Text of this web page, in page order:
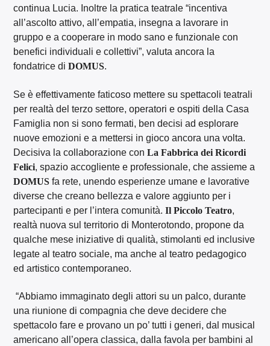
continua Lucia. Inoltre la pratica teatrale “incentiva
all’ascolto attivo, all’empatia, insegna a lavorare in
gruppo e a cooperare in modo sano e funzionale con
benefici individuali e collettivi”, valuta ancora la
fondatrice diDOMUS.
Se è effettivamente faticoso mettere su spettacoli teatrali
per realtà del terzo settore, operatori e ospiti della Casa
Famiglia non si sono fermati, ben decisi ad esplorare
nuove emozioni e a mettersi in gioco ancora una volta.
Decisiva la collaborazione conLa Fabbrica dei Ricordi
Felici, spazio accogliente e professionale, che assieme a
DOMUS fa rete, unendo esperienze umane e lavorative
diverse che creano bellezza e valore aggiunto per i
partecipanti e per l’intera comunità.Il Piccolo Teatro,
realtà nuova sul territorio di Monterotondo, propone da
qualche mese iniziative di qualità, stimolanti ed inclusive
legate al teatro sociale, ma anche al teatro pedagogico
ed artistico contemporaneo.
“Abbiamo immaginato degli attori su un palco, durante
una riunione di compagnia che deve decidere che
spettacolo fare e provano un po’ tutti i generi, dal musical
americano all’opera classica, dalla favola per bambini al